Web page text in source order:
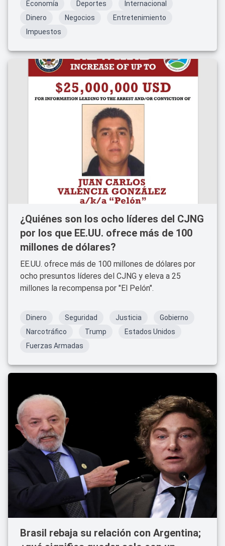
Economía Deportes
Internacional
Dinero
Negocios
Entretenimiento
Impuestos
¿Quiénes son los ocho líderes del CJNG
por los que EE.UU. ofrece más de 100
millones de dólares?
EE.UU. ofrece más de 100 millones de dólares por
ocho presuntos líderes del CJNG y eleva a 25
millones la recompensa por "El Pelón".
Dinero Seguridad Justicia
Gobierno
Narcotráfico
Trump
Estados Unidos
Fuerzas Armadas
Brasil rebaja su relación con Argentina;